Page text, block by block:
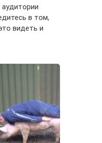
в том,
видеть и